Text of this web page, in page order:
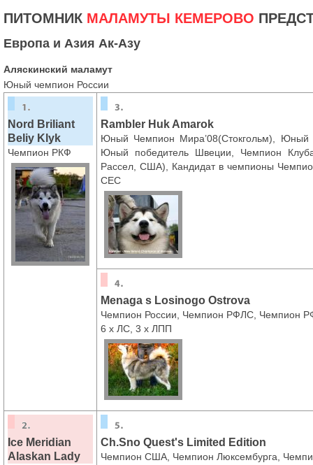
ПИТОМНИК МАЛАМУТЫ КЕМЕРОВО
Европа и Азия Ак-Азу
Аляскинский маламут
Юный чемпион России
Nord Briliant
Beliy Klyk
Чемпион РКФ
Rambler Huk Amarok
Юный Чемпион Мира’08(Стокгольм),
Юный победитель Швеции, Чемпион
Рассел, США), Кандидат в чемпионы
СЕС
Menaga s Losinоgo Ostrova
Чемпион России, Чемпион РФЛС,
6 х ЛС, 3 х ЛПП
Ice Meridian
Alaskan Lady
Ch.Sno Quest's Limited Edition
Чемпион США, Чемпион Люксембурга,